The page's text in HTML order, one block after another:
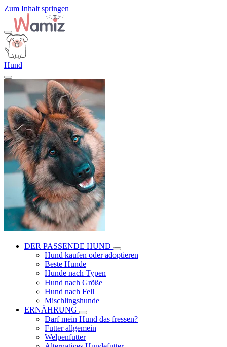
Zum Inhalt springen
Hund
DER PASSENDE HUND
Hund kaufen oder adoptieren
Beste Hunde
Hunde nach Typen
Hund nach Größe
Hund nach Fell
Mischlingshunde
ERNÄHRUNG
Darf mein Hund das fressen?
Futter allgemein
Welpenfutter